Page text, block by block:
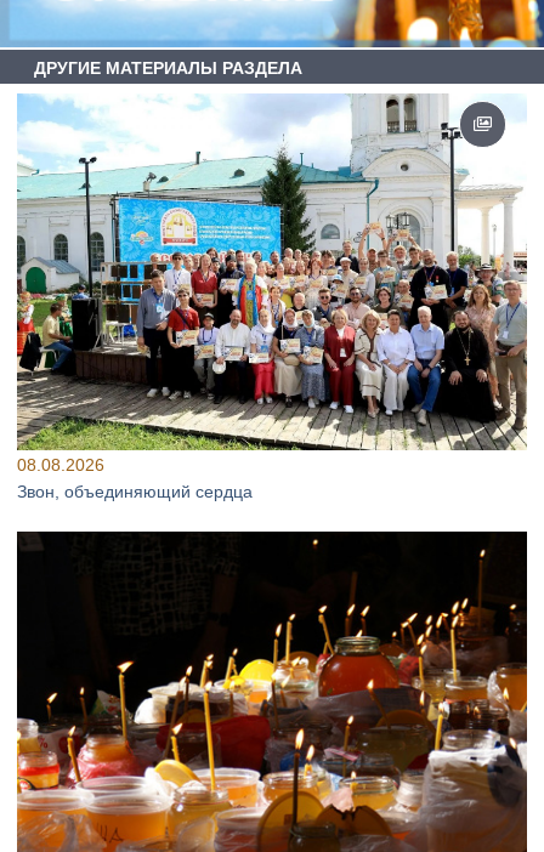
ДРУГИЕ МАТЕРИАЛЫ РАЗДЕЛА
08.08.2026
Звон, объединяющий сердца